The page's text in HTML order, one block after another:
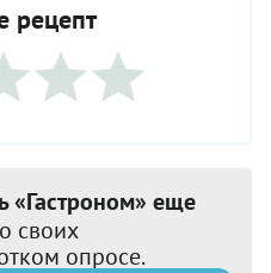
рецепт
«Гастроном» еще
своих
опросе.